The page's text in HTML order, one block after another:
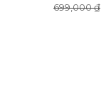
699,000₫